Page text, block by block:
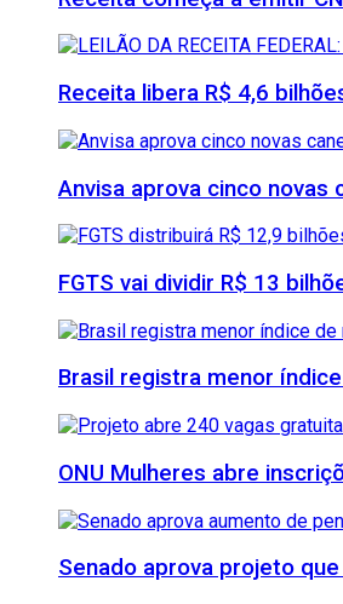
Receita libera R$ 4,6
Anvisa aprova cinco
FGTS vai dividir R$ 13
Brasil registra menor
ONU Mulheres abre
Senado aprova projeto